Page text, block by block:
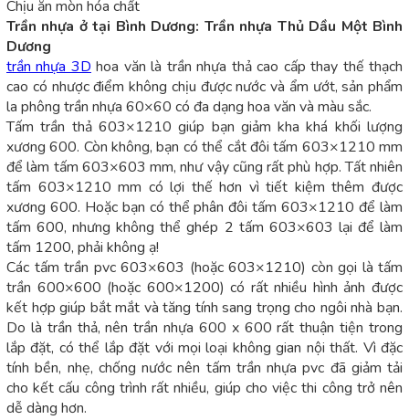
Chịu ăn mòn hóa chất
Trần nhựa ở tại Bình Dương: Trần nhựa Thủ Dầu Một Bình
Dương
trần nhựa 3D hoa văn là trần nhựa thả cao cấp thay thế thạch
cao có nhược điểm không chịu được nước và ẩm ướt, sản phẩm
la phông trần nhựa 60×60 có đa dạng hoa văn và màu sắc.
Tấm trần thả 603×1210 giúp bạn giảm kha khá khối lượng
xương 600. Còn không, bạn có thể cắt đôi tấm 603×1210 mm
để làm tấm 603×603 mm, như vậy cũng rất phù hợp. Tất nhiên
tấm 603×1210 mm có lợi thế hơn vì tiết kiệm thêm được
xương 600. Hoặc bạn có thể phân đôi tấm 603×1210 để làm
tấm 600, nhưng không thể ghép 2 tấm 603×603 lại để làm
tấm 1200, phải không ạ!
Các tấm trần pvc 603×603 (hoặc 603×1210) còn gọi là tấm
trần 600×600 (hoặc 600×1200) có rất nhiều hình ảnh được
kết hợp giúp bắt mắt và tăng tính sang trọng cho ngôi nhà bạn.
Do là trần thả, nên trần nhựa 600 x 600 rất thuận tiện trong
lắp đặt, có thể lắp đặt với mọi loại không gian nội thất. Vì đặc
tính bền, nhẹ, chống nước nên tấm trần nhựa pvc đã giảm tải
cho kết cấu công trình rất nhiều, giúp cho việc thi công trở nên
dễ dàng hơn.